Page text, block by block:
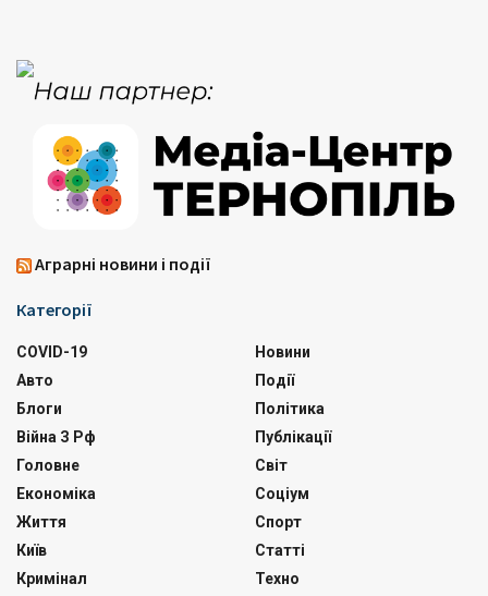
Аграрні новини і події
Категорії
COVID-19
Авто
Блоги
Війна З Рф
Головне
Економіка
Життя
Київ
Кримінал
Новини
Події
Політика
Публікації
Світ
Соціум
Спорт
Статті
Техно